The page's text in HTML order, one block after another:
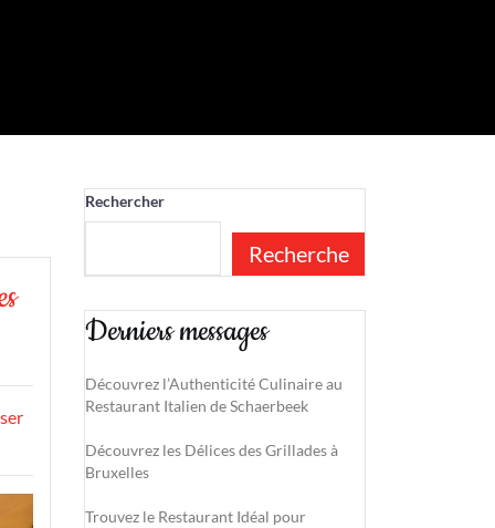
Rechercher
Recherche
Derniers messages
Découvrez l’Authenticité Culinaire au
Restaurant Italien de Schaerbeek
Découvrez les Délices des Grillades à
Bruxelles
Trouvez le Restaurant Idéal pour